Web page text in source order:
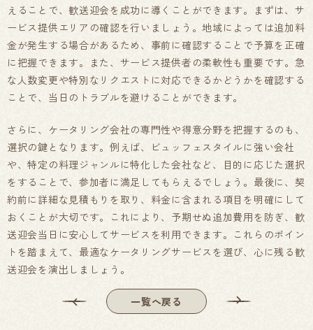
えることで、歓送迎会を成功に導くことができます。まずは、サ
ービス提供エリアの確認を行いましょう。地域によっては追加料
金が発生する場合があるため、事前に確認することで予算を正確
に把握できます。また、サービス提供者の柔軟性も重要です。急
な人数変更や特別なリクエストに対応できるかどうかを確認する
ことで、当日のトラブルを避けることができます。
さらに、ケータリング会社の専門性や得意分野を把握するのも、
選択の鍵となります。例えば、ビュッフェスタイルに強い会社
や、特定の料理ジャンルに特化した会社など、目的に応じた選択
をすることで、参加者に満足してもらえるでしょう。最後に、契
約前に詳細な見積もりを取り、料金に含まれる項目を明確にして
おくことが大切です。これにより、予期せぬ追加費用を防ぎ、歓
送迎会当日に安心してサービスを利用できます。これらのポイン
トを踏まえて、最適なケータリングサービスを選び、心に残る歓
送迎会を演出しましょう。
一覧へ戻る